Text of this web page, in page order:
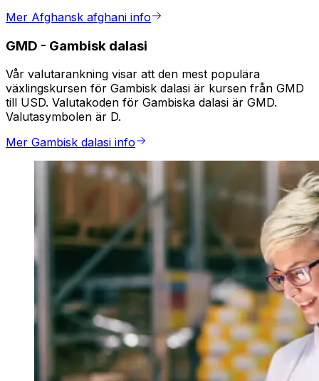
Mer Afghansk afghani info
GMD - Gambisk dalasi
Vår valutarankning visar att den mest populära
växlingskursen för Gambisk dalasi är kursen från GMD
till USD. Valutakoden för Gambiska dalasi är GMD.
Valutasymbolen är D.
Mer Gambisk dalasi info